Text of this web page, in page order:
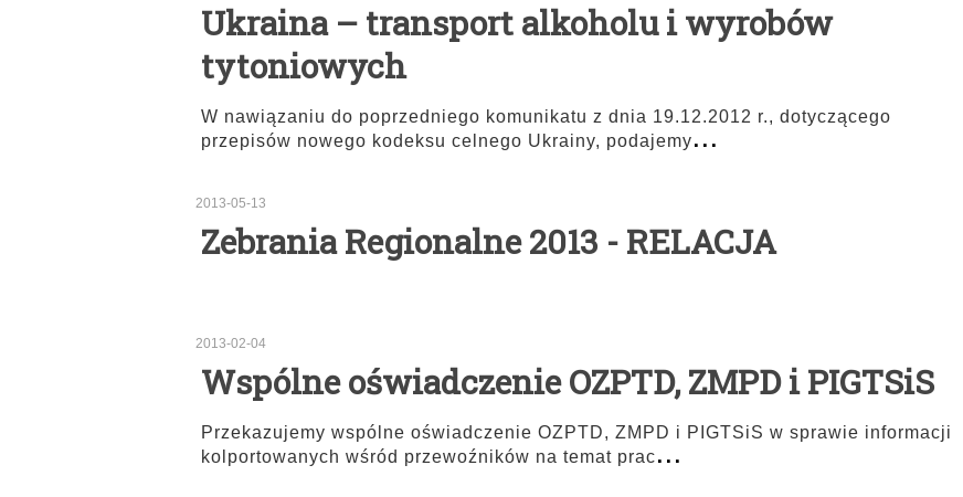
Ukraina – transport alkoholu i wyrobów
tytoniowych
W nawiązaniu do poprzedniego komunikatu z dnia 19.12.2012 r., dotyczącego
przepisów nowego kodeksu celnego Ukrainy, podajemy...
2013-05-13
Zebrania Regionalne 2013 - RELACJA
2013-02-04
Wspólne oświadczenie OZPTD, ZMPD i PIGTSiS
Przekazujemy wspólne oświadczenie OZPTD, ZMPD i PIGTSiS w sprawie informacji
kolportowanych wśród przewoźników na temat prac...